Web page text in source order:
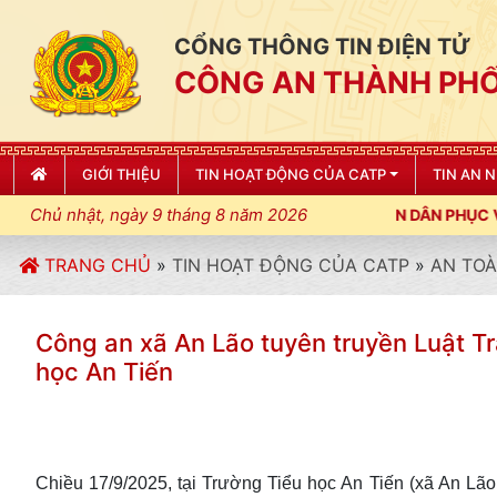
CỔNG THÔNG TIN ĐIỆN TỬ
CÔNG AN THÀNH
GIỚI THIỆU TIN HOẠT ĐỘNG CỦA CATP TIN AN
Chủ nhật, ngày 9 tháng 8 năm 2026
TRANG CHỦ » TIN HOẠT ĐỘNG CỦA CATP » AN
Công an xã An Lão tuyên truyền Luật
học An Tiến
Chiều 17/9/2025, tại Trường Tiểu học An Tiến (xã An